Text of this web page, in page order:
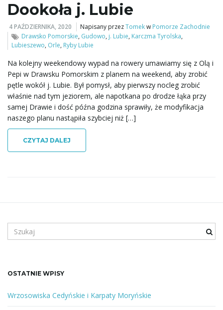
ą
c
w
Dookoła j. Lubie
4 PAŹDZIERNIKA, 2020 Napisany przezTomekw Pomorze Zachodnie
Drawsko Pomorskie, Gudowo, j. Lubie, Karczma Tyrolska,
Lubieszewo, Orle, Ryby Lubie
Na kolejny weekendowy wypad na rowery umawiamy się z Olą i
Pepi w Drawsku Pomorskim z planem na weekend, aby zrobić
pętle wokół j. Lubie. Był pomysł, aby pierwszy nocleg zrobić
właśnie nad tym jeziorem, ale napotkana po drodze łąka przy
samej Drawie i dość późna godzina sprawiły, że modyfikacja
naszego planu nastąpiła szybciej niż […]
CZYTAJ DALEJ
z
a
e
s
OSTATNIE WPISY
Wrzosowiska Cedyńskie i Karpaty Moryńskie